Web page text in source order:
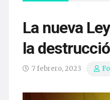
La nueva
la
7 febrero, 2023